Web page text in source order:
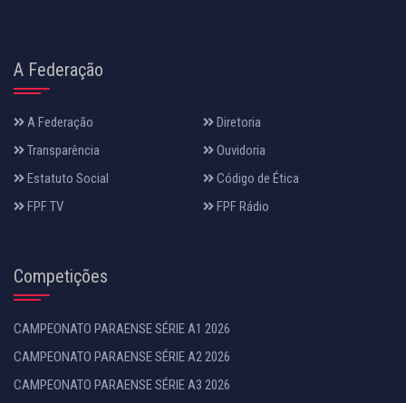
A Federação
A Federação
Diretoria
Transparência
Ouvidoria
Estatuto Social
Código de Ética
FPF TV
FPF Rádio
Competições
CAMPEONATO PARAENSE SÉRIE A1 2026
CAMPEONATO PARAENSE SÉRIE A2 2026
CAMPEONATO PARAENSE SÉRIE A3 2026